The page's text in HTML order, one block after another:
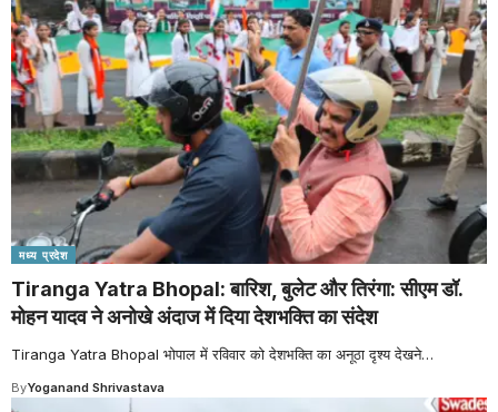
मध्य प्रदेश
Tiranga Yatra Bhopal: बारिश, बुलेट और तिरंगा: सीएम डॉ.
मोहन यादव ने अनोखे अंदाज में दिया देशभक्ति का संदेश
Tiranga Yatra Bhopal भोपाल में रविवार को देशभक्ति का अनूठा दृश्य देखने…
ByYoganand Shrivastava